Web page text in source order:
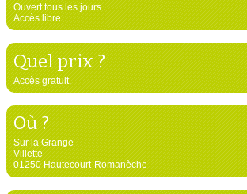
Ouvert tous les jours
Accès libre.
Quel prix ?
Accès gratuit.
Où ?
Sur la Grange
Villette
01250 Hautecourt-Romanèche